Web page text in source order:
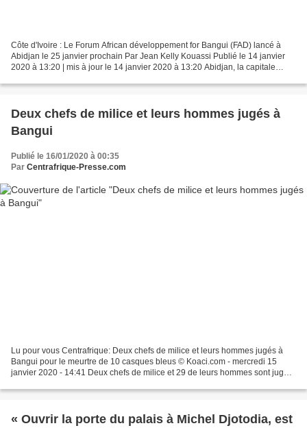
Côte d'Ivoire : Le Forum African développement for Bangui (FAD) lancé à
Abidjan le 25 janvier prochain Par Jean Kelly Kouassi Publié le 14 janvier
2020 à 13:20 | mis à jour le 14 janvier 2020 à 13:20 Abidjan, la capitale
Deux chefs de milice et leurs hommes jugés à
Bangui
Publié le 16/01/2020 à 00:35
Par Centrafrique-Presse.com
Lu pour vous Centrafrique: Deux chefs de milice et leurs hommes jugés à
Bangui pour le meurtre de 10 casques bleus © Koaci.com - mercredi 15
janvier 2020 - 14:41 Deux chefs de milice et 29 de leurs hommes sont jugés
« Ouvrir la porte du palais à Michel Djotodia, est